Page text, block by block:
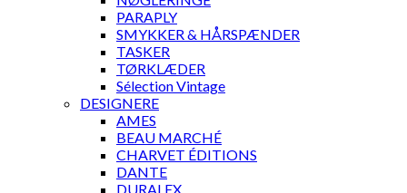
PARAPLY
SMYKKER & HÅRSPÆNDER
TASKER
TØRKLÆDER
Sélection Vintage
DESIGNERE
AMES
BEAU MARCHÉ
CHARVET ÉDITIONS
DANTE
DURALEX